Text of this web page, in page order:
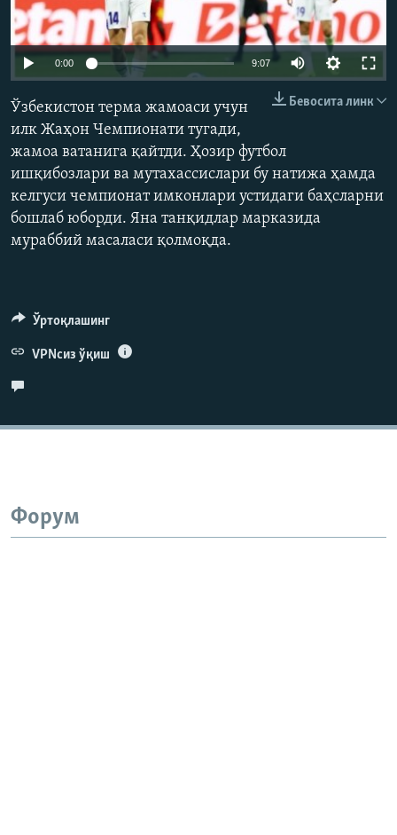
240p 360p
1080p
0:00 9:07
1080p
Бевосита линк
Ўзбекистон терма жамоаси учун
илк Жаҳон Чемпионати тугади,
жамоа ватанига қайтди. Ҳозир футбол
ишқибозлари ва мутахассислари бу натижа ҳамда
келгуси чемпионат имконлари устидаги баҳсларни
бошлаб юборди. Яна танқидлар марказида
мураббий масаласи қолмоқда.
Ўртоқлашинг
VPNсиз ўқиш
Форум